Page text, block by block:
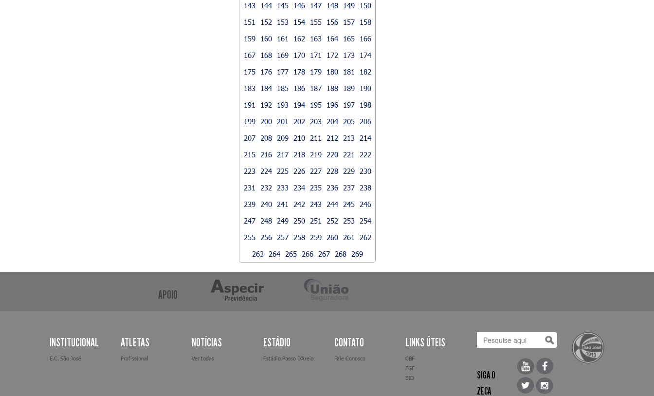
143
144 145 146 147 148 149
150
151
152 153 154 155 156 157
158
159
160 161 162 163 164 165
166
167
168 169 170 171 172 173
174
175
176 177 178 179 180 181
182
183
184 185 186 187 188 189
190
191
192 193 194 195 196 197
198
199
200 201 202 203 204 205
206
207
208 209 210 211 212 213
214
215
216 217 218 219 220 221
222
223
224 225 226 227 228 229
230
231
232 233 234 235 236 237
238
239
240 241 242 243 244 245
246
247
248 249 250 251 252 253
254
255
256 257 258 259 260 261
262
263
264 265 266 267 268 269
APOIO
INSTITUCIONAL
E.C. São José
ATLETAS
Profissional
NOTÍCIAS
Ver todas
ESTÁDIO
Estádio Passo D’Areia
CONTATO
Fale Conosco
LINKS ÚTEIS
CBF
FGF
BID
SIGA O
ZECA